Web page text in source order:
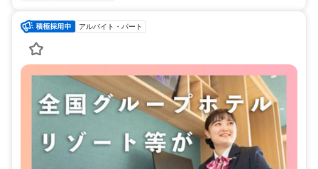
アルバイト・パート